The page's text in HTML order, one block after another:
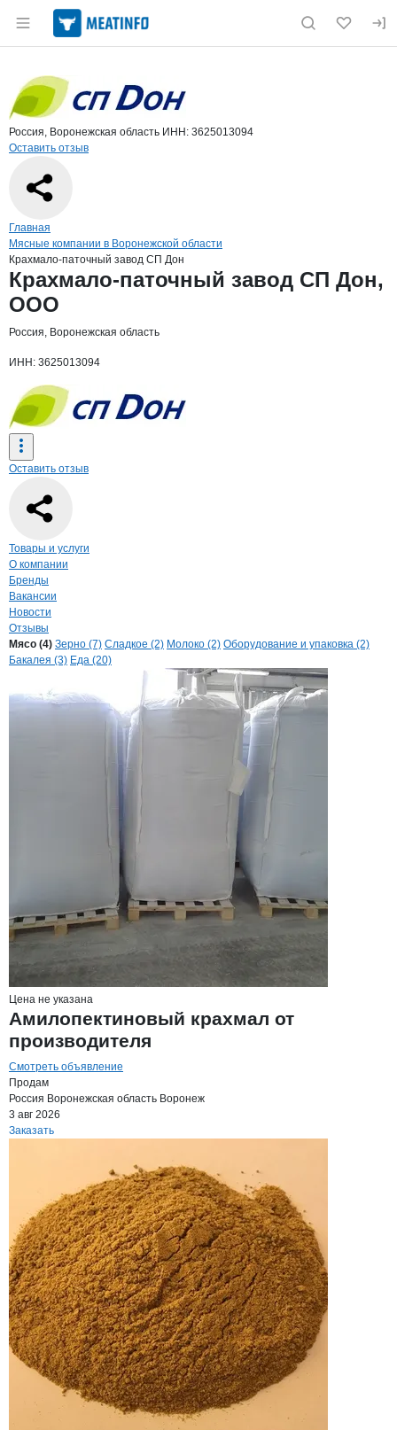
Раздел навигации по сайту meatinfo.ru
Страница компании
Страница компании Крахмало-паточный завод СП Дон, ООО
Краткая информация о компании
Россия, Воронежская область ИНН: 3625013094
Оставить отзыв
Навигация по сайту
Главная
Мясные компании в Воронежской области
Крахмало-паточный завод СП Дон
Основная информация о компании
Крахмало-паточный завод СП Дон,
ООО
Россия, Воронежская область
ИНН: 3625013094
Оставить отзыв
Навигация по странице
Товары и услуги
О компании
Бренды
Вакансии
Новости
Отзывы
ПродукцияКрахмало-паточный
Навигация по продуктамкомпании
Мясо (4) Зерно (7) Сладкое (2) Молоко (2) Оборудование и упаковка (2)
Бакалея (3) Еда (20)
Цена не указана
Амилопектиновый крахмал от
производителя
Смотреть объявление
Продам
Россия Воронежская область Воронеж
3 авг 2026
Заказать